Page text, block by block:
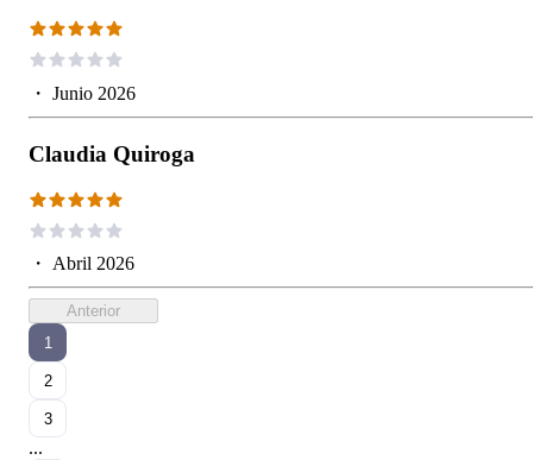
・ Junio 2026
Claudia Quiroga
・ Abril 2026
Anterior
1
2
3
...